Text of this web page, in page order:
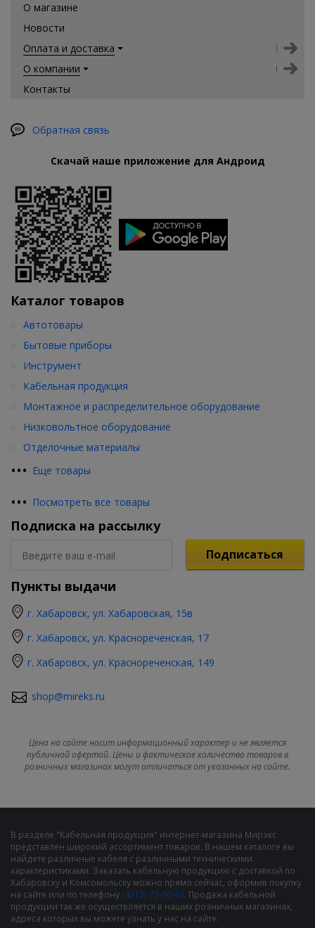
О магазине
Новости
Оплата и доставка
О компании
Контакты
Обратная связь
Скачай наше приложение для Андроид
Каталог товаров
••• Еще товары
Автотовары
Бытовые приборы
Инструмент
Кабельная продукция
Монтажное и распределительное оборудование
Низковольтное оборудование
Отделочные материалы
••• Посмотреть все товары
Подписка на рассылку
Подписаться
Пункты выдачи
г. Хабаровск, ул. Хабаровская, 15в
г. Хабаровск, ул. Краснореченская, 17
г. Хабаровск, ул. Краснореченская, 149
shop@mireks.ru
Цена на сайте носит информационный характер и не является
публичной офертой. Цены и фактическое количество товаров в
розничных магазинах могут отличаться от указанных на сайте.
В разделе "Кабельная продукция" интернет-магазина Мирэкс
представлен широкий ассортимент товаров. В нашем каталоге вы
найдете различные кабеля с различными техническими
характеристиками. Заказать кабельную продукцию с доставкой по
Хабаровску и Комсомольску можно прямо сейчас, оформив покупку
на сайте или по телефону (4212) 73-60-42. Продажа кабельной
продукции так же осуществляется в наших розничных магазинах,
адреса которых вы можете узнать у нас на сайте.